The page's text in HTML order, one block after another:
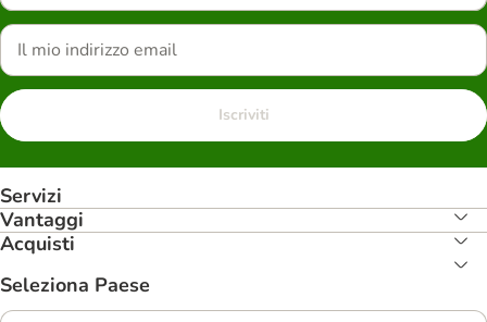
Iscriviti
Servizi
Vantaggi
Acquisti
Seleziona Paese